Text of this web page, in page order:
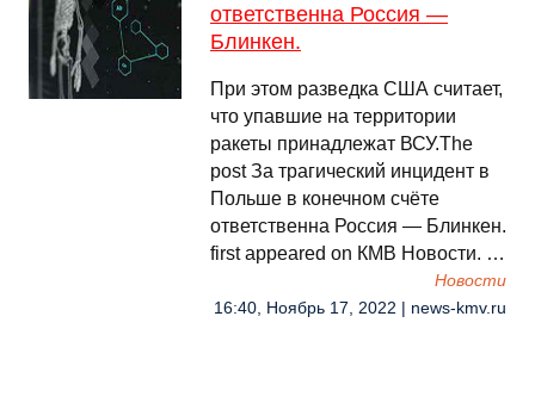
ответственна Россия —
Блинкен.
При этом разведка США считает,
что упавшие на территории
ракеты принадлежат ВСУ.The
post За трагический инцидент в
Польше в конечном счёте
ответственна Россия — Блинкен.
first appeared on КМВ Новости. …
Новости
16:40, Ноябрь 17, 2022 | news-kmv.ru